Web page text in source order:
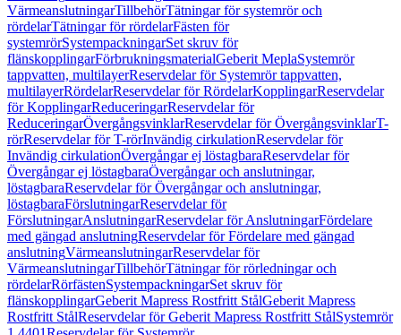
VärmeanslutningarTillbehörTätningar för systemrör och
rördelarTätningar för rördelarFästen för
systemrörSystempackningarSet skruv för
flänskopplingarFörbrukningsmaterialGeberit MeplaSystemrör
tappvatten, multilayerReservdelar för Systemrör tappvatten,
multilayerRördelarReservdelar för RördelarKopplingarReservdelar
för KopplingarReduceringarReservdelar för
ReduceringarÖvergångsvinklarReservdelar för ÖvergångsvinklarT-
rörReservdelar för T-rörInvändig cirkulationReservdelar för
Invändig cirkulationÖvergångar ej löstagbaraReservdelar för
Övergångar ej löstagbaraÖvergångar och anslutningar,
löstagbaraReservdelar för Övergångar och anslutningar,
löstagbaraFörslutningarReservdelar för
FörslutningarAnslutningarReservdelar för AnslutningarFördelare
med gängad anslutningReservdelar för Fördelare med gängad
anslutningVärmeanslutningarReservdelar för
VärmeanslutningarTillbehörTätningar för rörledningar och
rördelarRörfästenSystempackningarSet skruv för
flänskopplingarGeberit Mapress Rostfritt StålGeberit Mapress
Rostfritt StålReservdelar för Geberit Mapress Rostfritt StålSystemrör